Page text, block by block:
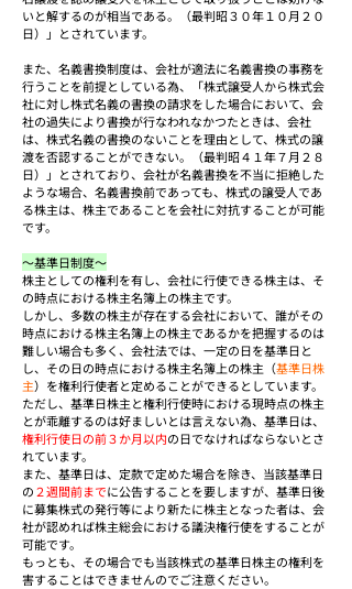
いと解するのが相当である。（最判昭３０年１０月２０
日）」とされています。
また、名義書換制度は、会社が適法に名義書換の事務を
行うことを前提としている為、「株式譲受人から株式会
社に対し株式名義の書換の請求をした場合において、会
社の過失により書換が行なわれなかつたときは、会社
は、株式名義の書換のないことを理由として、株式の譲
渡を否認することができない。（最判昭４１年７月２８
日）」とされており、会社が名義書換を不当に拒絶した
ような場合、名義書換前であっても、株式の譲受人であ
る株主は、株主であることを会社に対抗することが可能
です。
～基準日制度～
株主としての権利を有し、会社に行使できる株主は、そ
の時点における株主名簿上の株主です。
しかし、多数の株主が存在する会社において、誰がその
時点における株主名簿上の株主であるかを把握するのは
難しい場合も多く、会社法では、一定の日を基準日と
し、その日の時点における株主名簿上の株主（基準日株
主）を権利行使者と定めることができるとしています。
ただし、基準日株主と権利行使時における現時点の株主
とが乖離するのは好ましいとは言えない為、基準日は、
権利行使日の前３か月以内の日でなければならないとさ
れています。
また、基準日は、定款で定めた場合を除き、当該基準日
の２週間前までに公告することを要しますが、基準日後
に募集株式の発行等により新たに株主となった者は、会
社が認めれば株主総会における議決権行使をすることが
可能です。
もっとも、その場合でも当該株式の基準日株主の権利を
害することはできませんのでご注意ください。